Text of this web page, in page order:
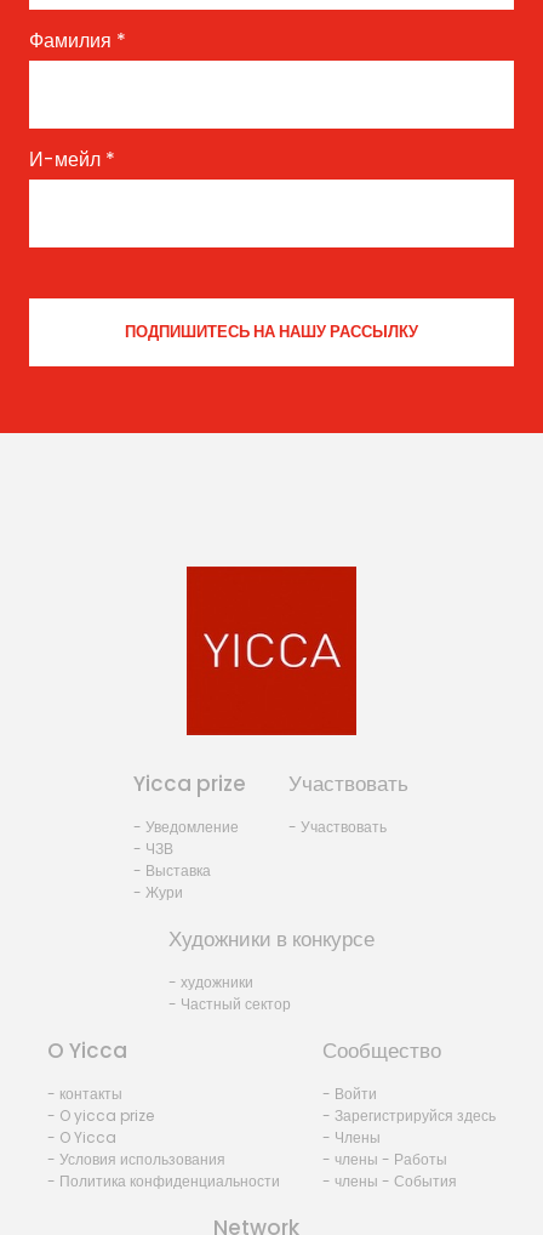
Фамилия *
И-мейл *
Yicca prize
- Уведомление
- ЧЗВ
- Выставка
- Жури
Участвовать
- Участвовать
Художники в конкурсе
- художники
- Частный сектор
O Yicca
- контакты
- O yicca prize
- O Yicca
- Условия использования
- Политика конфиденциальности
Сообщество
- Войти
- Зарегистрируйся здесь
- Члены
- члены - Работы
- члены - События
Network